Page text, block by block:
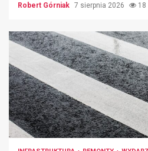
Robert Górniak 7 sierpnia 2026 18